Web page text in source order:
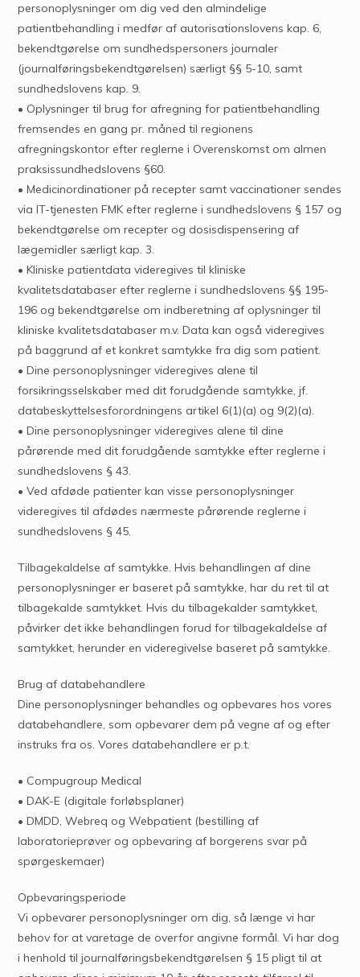
personoplysninger om dig ved den almindelige
patientbehandling i medfør af autorisationslovens kap. 6,
bekendtgørelse om sundhedspersoners journaler
(journalføringsbekendtgørelsen) særligt §§ 5-10, samt
sundhedslovens kap. 9.
• Oplysninger til brug for afregning for patientbehandling
fremsendes en gang pr. måned til regionens
afregningskontor efter reglerne i Overenskomst om almen
praksissundhedslovens §60.
• Medicinordinationer på recepter samt vaccinationer sendes
via IT-tjenesten FMK efter reglerne i sundhedslovens § 157 og
bekendtgørelse om recepter og dosisdispensering af
lægemidler særligt kap. 3.
• Kliniske patientdata videregives til kliniske
kvalitetsdatabaser efter reglerne i sundhedslovens §§ 195-
196 og bekendtgørelse om indberetning af oplysninger til
kliniske kvalitetsdatabaser m.v. Data kan også videregives
på baggrund af et konkret samtykke fra dig som patient.
• Dine personoplysninger videregives alene til
forsikringsselskaber med dit forudgående samtykke, jf.
databeskyttelsesforordningens artikel 6(1)(a) og 9(2)(a).
• Dine personoplysninger videregives alene til dine
pårørende med dit forudgående samtykke efter reglerne i
sundhedslovens § 43.
• Ved afdøde patienter kan visse personoplysninger
videregives til afdødes nærmeste pårørende reglerne i
sundhedslovens § 45.
Tilbagekaldelse af samtykke. Hvis behandlingen af dine
personoplysninger er baseret på samtykke, har du ret til at
tilbagekalde samtykket. Hvis du tilbagekalder samtykket,
påvirker det ikke behandlingen forud for tilbagekaldelse af
samtykket, herunder en videregivelse baseret på samtykke.
Brug af databehandlere
Dine personoplysninger behandles og opbevares hos vores
databehandlere, som opbevarer dem på vegne af og efter
instruks fra os. Vores databehandlere er p.t.
• Compugroup Medical
• DAK-E (digitale forløbsplaner)
• DMDD, Webreq og Webpatient (bestilling af
laboratorieprøver og opbevaring af borgerens svar på
spørgeskemaer)
Opbevaringsperiode
Vi opbevarer personoplysninger om dig, så længe vi har
behov for at varetage de overfor angivne formål. Vi har dog
i henhold til journalføringsbekendtgørelsen § 15 pligt til at